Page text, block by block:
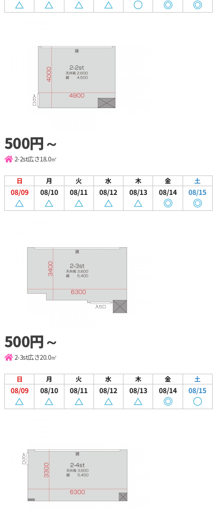
500円～
2-2st広さ18.0㎡
日
08/09
月
08/10
火
08/11
水
08/12
木
08/13
金
08/14
土
08/15
500円～
2-3st広さ20.0㎡
日
08/09
月
08/10
火
08/11
水
08/12
木
08/13
金
08/14
土
08/15